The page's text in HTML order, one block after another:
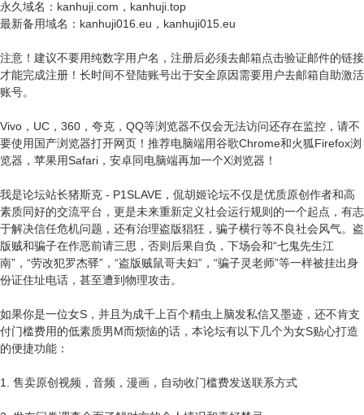
永久域名：kanhuji.com，kanhuji.top
最新备用域名：kanhuji016.eu，kanhuji015.eu
注意！建议不要用纯数字用户名，注册后必须去邮箱点击验证邮件的链接
才能完成注册！长时间不登陆账号出于安全原因需要用户去邮箱自助激活
账号。
Vivo，UC，360，夸克，QQ等浏览器不仅会无法访问还存在监控，请不
要使用国产浏览器打开网页！推荐电脑端用谷歌Chrome和火狐Firefox浏
览器，苹果用Safari，安卓同电脑端再加一个X浏览器！
我是论坛站长猪斯克 - P1SLAVE，侃胡姬论坛不仅是优质原创作者和高
素质同好的交流平台，更是未来重新定义社会运行规则的一个起点，有志
于解决信任危机问题，还有治理盗版猖狂，骗子横行等不良社会风气。盗
版贼和骗子在作恶前请三思，否则后果自负，下场会和“七鬼先生江
南”，“劳改犯罗杰驿”，“盗版贼鼠哥夫妇”，“骗子灵老师”等一样被挂出身
份证住址电话，甚至遭到物理攻击。
如果你是一位女S，并且为成千上百个精虫上脑发私信又墨迹，还不肯支
付门槛费用的低素质男M而烦恼的话，本论坛有以下几个为女S贴心打造
的便捷功能：
1. 售卖原创视频，音频，漫画，自动收门槛费发送联系方式